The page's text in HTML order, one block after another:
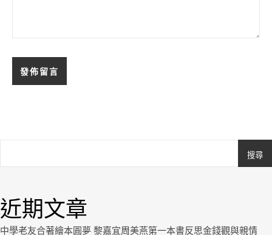
搜尋
近期文章
中學老友合著繪本圓夢 黎嘉宜周美燕第一本書反思金錢觀與親情
Royal.